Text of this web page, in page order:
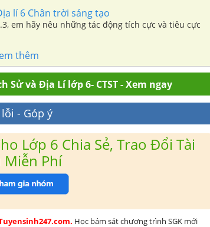
lí 6 Chân trời sáng tạo
em hãy nêu những tác động tích cực và tiêu cực
thêm
Sử và Địa Lí lớp 6- CTST - Xem ngay
- Góp ý
Lớp 6 Chia Sẻ, Trao Đổi Tài
Miễn Phí
Học bám sát chương trình SGK mới